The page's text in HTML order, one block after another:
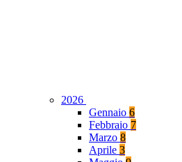
2026
Gennaio 6
Febbraio 7
Marzo 8
Aprile 3